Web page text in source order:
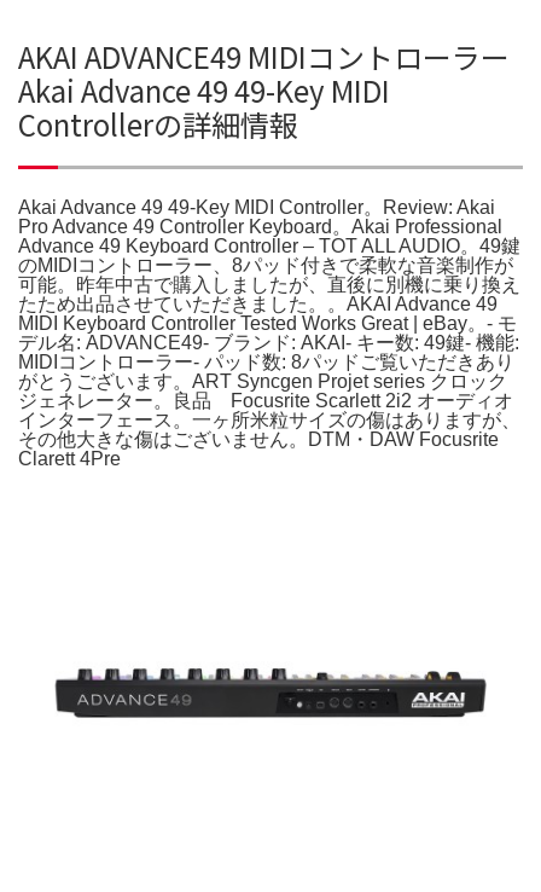
AKAI ADVANCE49 MIDIコントローラー
Akai Advance 49 49-Key MIDI
Controllerの詳細情報
Akai Advance 49 49-Key MIDI Controller。Review: Akai
Pro Advance 49 Controller Keyboard。Akai Professional
Advance 49 Keyboard Controller – TOT ALL AUDIO。49鍵
のMIDIコントローラー、8パッド付きで柔軟な音楽制作が
可能。昨年中古で購入しましたが、直後に別機に乗り換え
たため出品させていただきました。。AKAI Advance 49
MIDI Keyboard Controller Tested Works Great | eBay。- モ
デル名: ADVANCE49- ブランド: AKAI- キー数: 49鍵- 機能:
MIDIコントローラー- パッド数: 8パッドご覧いただきあり
がとうございます。ART Syncgen Projet series クロック
ジェネレーター。良品 Focusrite Scarlett 2i2 オーディオ
インターフェース。一ヶ所米粒サイズの傷はありますが、
その他大きな傷はございません。DTM・DAW Focusrite
Clarett 4Pre